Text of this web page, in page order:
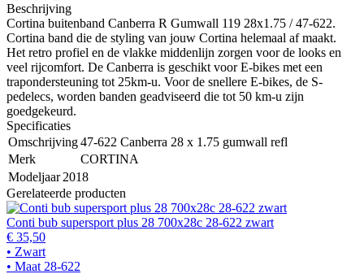
Beschrijving
Cortina buitenband Canberra R Gumwall 119 28x1.75 / 47-622.
Cortina band die de styling van jouw Cortina helemaal af maakt.
Het retro profiel en de vlakke middenlijn zorgen voor de looks en
veel rijcomfort. De Canberra is geschikt voor E-bikes met een
trapondersteuning tot 25km-u. Voor de snellere E-bikes, de S-
pedelecs, worden banden geadviseerd die tot 50 km-u zijn
goedgekeurd.
Specificaties
Omschrijving47-622 Canberra 28 x 1.75 gumwall refl
Merk
CORTINA
Modeljaar 2018
Gerelateerde producten
Conti bub supersport plus 28 700x28c 28-622 zwart
€ 35,50
• Zwart
• Maat 28-622